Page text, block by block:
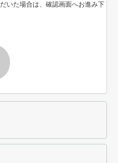
いた場合は、確認画面へお進み下